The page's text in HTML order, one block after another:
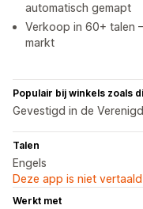
automatisch gemapt
Verkoop in 60+ talen
markt
Populair bij winkels zoals
Gevestigd in de
Talen
Engels
Deze app is niet
Werkt met